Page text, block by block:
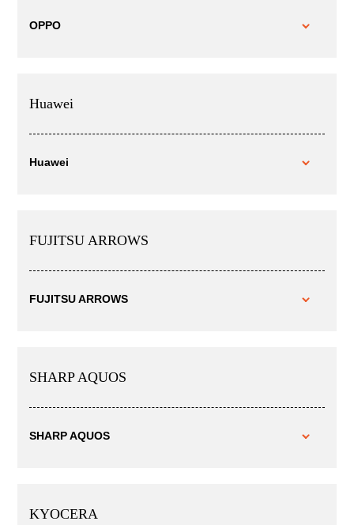
OPPO
Huawei
Huawei
FUJITSU ARROWS
FUJITSU ARROWS
SHARP AQUOS
SHARP AQUOS
KYOCERA